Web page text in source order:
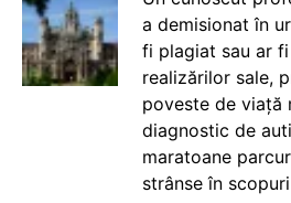
a demisionat în
fi plagiat sau ar
realizărilor sale,
poveste de viață
diagnostic de
maratoane
strânse în